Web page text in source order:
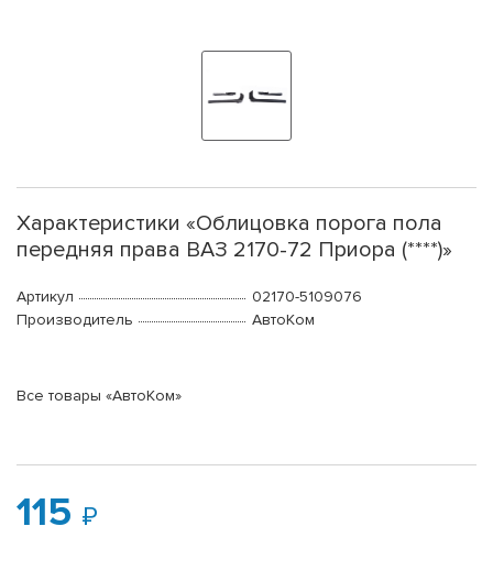
Характеристики «Облицовка порога пола
передняя права ВАЗ 2170-72 Приора (****)»
Артикул
02170-5109076
Производитель
АвтоКом
Все товары «АвтоКом»
115